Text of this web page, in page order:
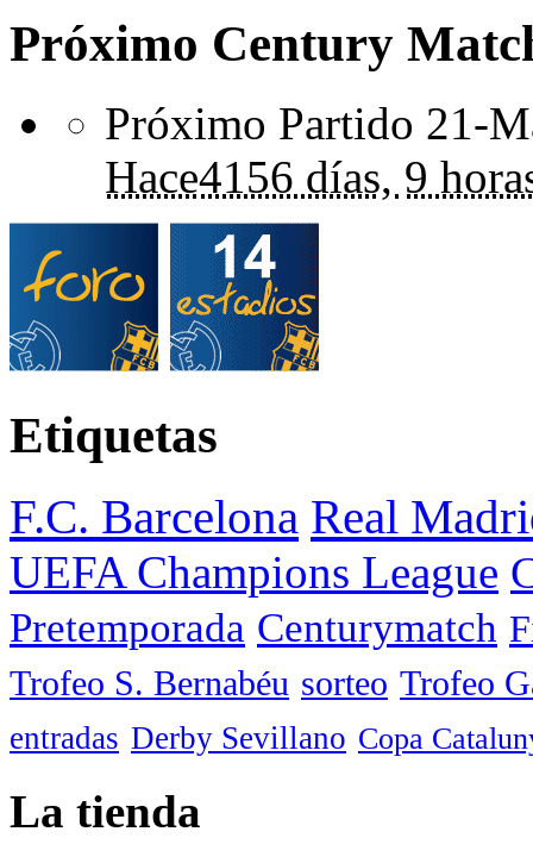
Próximo Century
Próximo Partido 21-
Hace4156 días, 9
Etiquetas
F.C. Barcelona Real
UEFA Champions League
Pretemporada Centurymatch
Trofeo S. Bernabéu sorteo Trofeo
entradas Derby Sevillano Copa
La tienda